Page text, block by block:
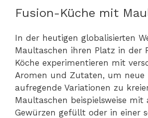
Fusion-Küche mit
In der heutigen globalisierten
Maultaschen ihren Platz in der
Köche experimentieren mit
Aromen und Zutaten, um neue
aufregende Variationen zu
Maultaschen beispielsweise mit
Gewürzen gefüllt oder in einer